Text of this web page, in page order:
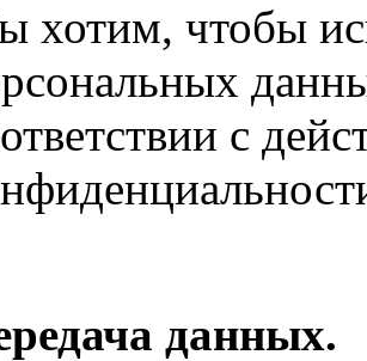
хотим, чтобы
с
данных.